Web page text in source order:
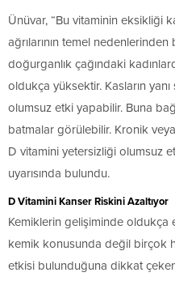
Ünüvar, “Bu vitaminin eksikliği
ağrılarının temel
doğurganlık çağındaki
oldukça yüksektir. Kasların
olumsuz etki yapabilir. Buna
batmalar görülebilir. Kronik
D vitamini yetersizliği olumsuz
uyarısında bulundu.
D Vitamini Kanser Riskini Azaltıyor
Kemiklerin gelişiminde oldukça
kemik konusunda değil birçok
etkisi bulunduğuna dikkat çeken